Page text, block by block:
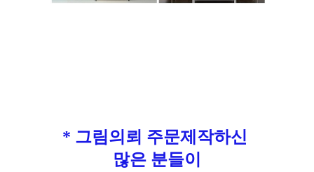
* 그림의뢰 주문제작하신
많은 분들이